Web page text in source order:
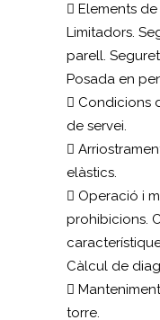
 Elements
Limitadors.
parell.
Posada en
 Condicions
de servei.

elàstics.
 Operació i
prohibicions.
Càlcul de

torre.